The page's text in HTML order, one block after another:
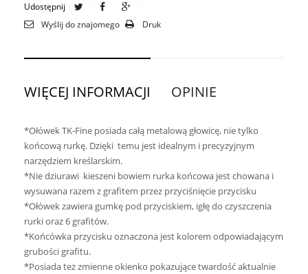
Udostępnij
Wyślij do znajomego
Druk
WIĘCEJ INFORMACJI OPINIE
*Ołówek TK-Fine posiada całą metalową głowicę, nie tylko
końcową rurkę. Dzięki temu jest idealnym i precyzyjnym
narzędziem kreślarskim.
*Nie dziurawi kieszeni bowiem rurka końcowa jest chowana i
wysuwana razem z grafitem przez przyciśnięcie przycisku
*Ołówek zawiera gumkę pod przyciskiem, igłę do czyszczenia
rurki oraz 6 grafitów.
*Końcówka przycisku oznaczona jest kolorem odpowiadającym
grubości grafitu.
*Posiada też zmienne okienko pokazujące twardość aktualnie